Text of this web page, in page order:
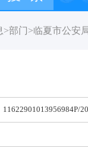
>部门>临夏市公安
11622901013956984P/